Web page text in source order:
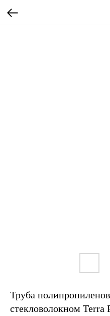
Труба
стекловолокном Terra